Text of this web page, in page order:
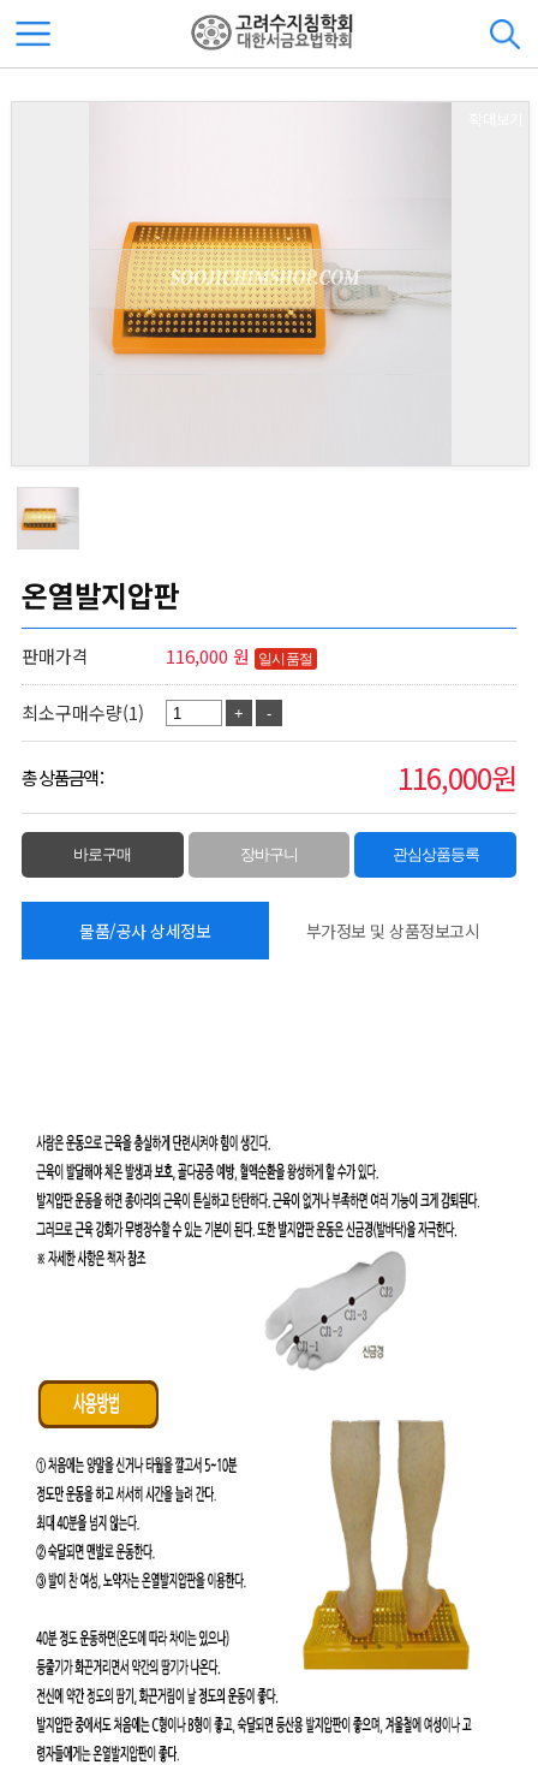
온열발지압판
판매가격 116,000 원 일시품절
최소구매수량(1) + -
총 상품금액 : 116,000원
바로구매 장바구니 관심상품등록
물품/공사 상세정보 부가정보 및 상품정보고시